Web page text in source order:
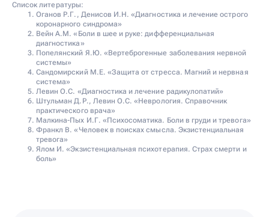
Список литературы:
Оганов Р.Г., Денисов И.Н. «Диагностика и лечение острого
коронарного синдрома»
Вейн А.М. «Боли в шее и руке: дифференциальная
диагностика»
Попелянский Я.Ю. «Вертеброгенные заболевания нервной
системы»
Сандомирский М.Е. «Защита от стресса. Магний и нервная
система»
Левин О.С. «Диагностика и лечение радикулопатий»
Штульман Д.Р., Левин О.С. «Неврология. Справочник
практического врача»
Малкина-Пых И.Г. «Психосоматика. Боли в груди и тревога»
Франкл В. «Человек в поисках смысла. Экзистенциальная
тревога»
Ялом И. «Экзистенциальная психотерапия. Страх смерти и
боль»